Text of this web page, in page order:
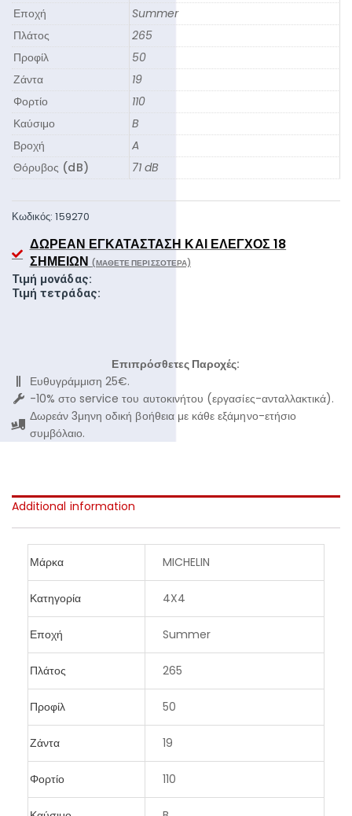
Εποχή
Summer
Πλάτος
265
Προφίλ
50
Ζάντα
19
Φορτίο
110
Καύσιμο
B
Βροχή
A
Θόρυβος (dB)
71 dB
Κωδικός:159270
ΔΩΡΕΆΝ ΕΓΚΑΤΆΣΤΑΣΗ ΚΑΙ ΈΛΕΓΧΟΣ 18
ΣΗΜΕΊΩΝ (ΜΆΘΕΤΕ ΠΕΡΙΣΣΌΤΕΡΑ)
Τιμή μονάδας:
Τιμή τετράδας:
Επιπρόσθετες Παροχές:
Ευθυγράμμιση 25€.
-10% στο service του αυτοκινήτου (εργασίες-ανταλλακτικά).
Δωρεάν 3μηνη οδική βοήθεια με κάθε εξάμηνο-ετήσιο
συμβόλαιο.
Additional information
Μάρκα MICHELIN
Κατηγορία 4X4
Εποχή Summer
Πλάτος 265
Προφίλ 50
Ζάντα 19
Φορτίο 110